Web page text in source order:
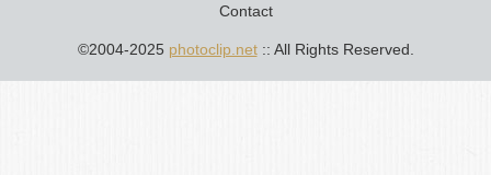
Contact
©2004-2025 photoclip.net:: All Rights Reserved.